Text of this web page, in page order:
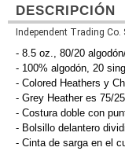
DESCRIPCIÓN
Independent Trading Co.
- 8.5 oz., 80/20
- 100% algodón, 20
- Colored Heathers y
- Grey Heather es 75/
- Costura doble con
- Bolsillo delantero
- Cinta de sarga en el